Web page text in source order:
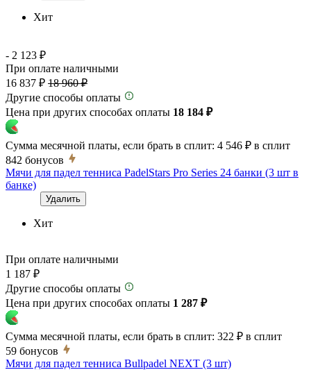
Хит
- 2 123 ₽
При оплате наличными
16 837 ₽ 18 960 ₽
Другие способы оплаты
Цена при других способах оплаты 18 184 ₽
Сумма месячной платы, если брать в сплит: 4 546 ₽ в сплит
842 бонусов
Мячи для падел тенниса PadelStars Pro Series 24 банки (3 шт в
банке)
Удалить
Хит
При оплате наличными
1 187 ₽
Другие способы оплаты
Цена при других способах оплаты 1 287 ₽
Сумма месячной платы, если брать в сплит: 322 ₽ в сплит
59 бонусов
Мячи для падел тенниса Bullpadel NEXT (3 шт)